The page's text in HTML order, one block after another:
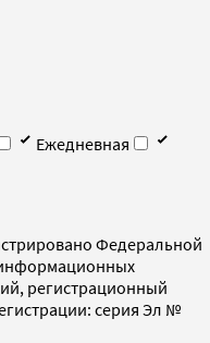
Ежедневная
Федеральной
регистрационный
серия Эл №